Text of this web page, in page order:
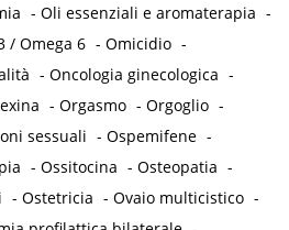
-Oli essenziali e aromaterapia -
/ Omega 6 -Omicidio -
-Oncologia ginecologica -
-Orgasmo -Orgoglio -
sessuali -Ospemifene -
-Ossitocina -Osteopatia -
-Ostetricia -Ovaio multicistico -